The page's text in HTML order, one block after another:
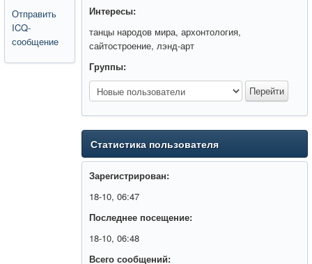
Отправить
ICQ-
сообщение
Интересы:
танцы народов мира, архонтология,
сайтостроение, лэнд-арт
Группы:
Статистика пользователя
Зарегистрирован:
18-10, 06:47
Последнее посещение:
18-10, 06:48
Всего сообщений: